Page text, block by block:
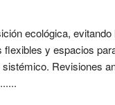
ecológica, evitando
y espacios
Revisiones